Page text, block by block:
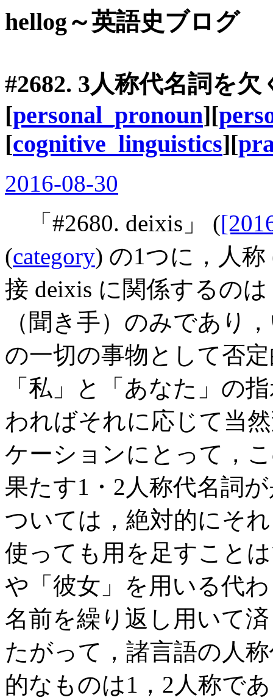
hellog～英語史ブログ
#2682. 3人称代名詞を欠
[personal_pronoun][
[cognitive_linguistics][
2016-08-30
「#2680. deixis」 (
(category) の1つに，人称
接 deixis に関係するの
（聞き手）のみであり
の一切の事物として否
「私」と「あなた」の
わればそれに応じて当
ケーションにとって，
果たす1・2人称代名詞
ついては，絶対的にそ
使っても用を足すこと
や「彼女」を用いる代
名前を繰り返し用いて
たがって，諸言語の人
的なものは1，2人称で